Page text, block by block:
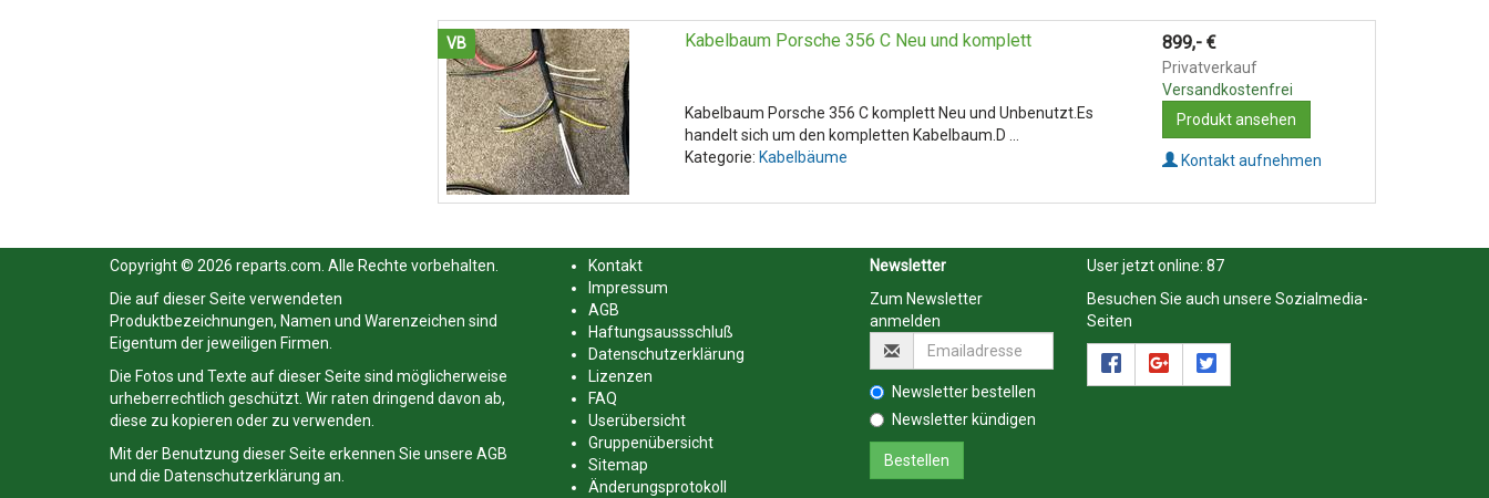
VB Kabelbaum Porsche 356 C Neu und komplett
Kabelbaum Porsche 356 C komplett Neu und Unbenutzt.Es
handelt sich um den kompletten Kabelbaum.D ...
Kategorie: Kabelbäume
899,- €
Privatverkauf
Versandkostenfrei
Produkt ansehen
Kontakt aufnehmen
Copyright © 2026 reparts.com. Alle Rechte vorbehalten.
Die auf dieser Seite verwendeten
Produktbezeichnungen, Namen und Warenzeichen sind
Eigentum der jeweiligen Firmen.
Die Fotos und Texte auf dieser Seite sind möglicherweise
urheberrechtlich geschützt. Wir raten dringend davon ab,
diese zu kopieren oder zu verwenden.
Mit der Benutzung dieser Seite erkennen Sie unsere AGB
und die Datenschutzerklärung an.
Kontakt
Impressum
AGB
Haftungsaussschluß
Datenschutzerklärung
Lizenzen
FAQ
Userübersicht
Gruppenübersicht
Sitemap
Änderungsprotokoll
Newsletter
Zum Newsletter
anmelden
Newsletter bestellen
Newsletter kündigen
User jetzt online: 87
Besuchen Sie auch unsere Sozialmedia-
Seiten